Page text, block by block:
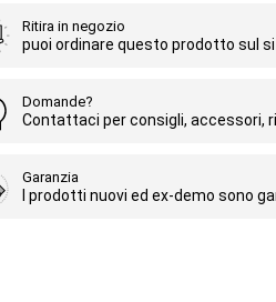
Ritira in negozio
puoi ordinare questo prodotto sul
Domande?
Contattaci per consigli, accessori,
Garanzia
I prodotti nuovi ed ex-demo sono